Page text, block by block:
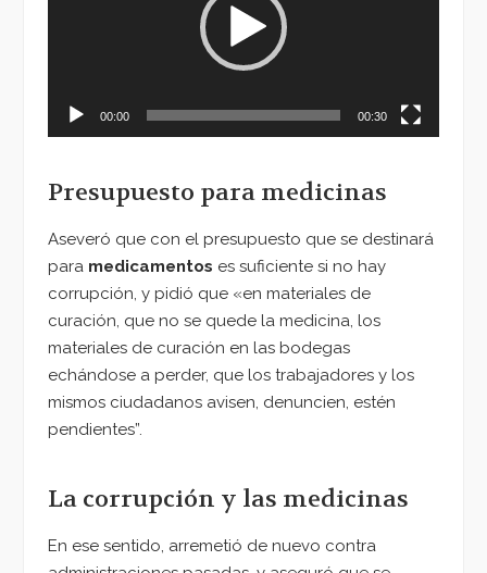
00:00 00:30
Presupuesto para medicinas
Aseveró que con el presupuesto que se destinará
para medicamentos es suficiente si no hay
corrupción, y pidió que «en materiales de
curación, que no se quede la medicina, los
materiales de curación en las bodegas
echándose a perder, que los trabajadores y los
mismos ciudadanos avisen, denuncien, estén
pendientes”.
La corrupción y las medicinas
En ese sentido, arremetió de nuevo contra